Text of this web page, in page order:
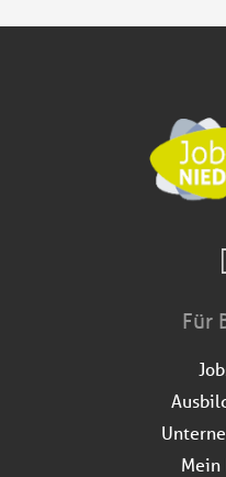
Für
Mein